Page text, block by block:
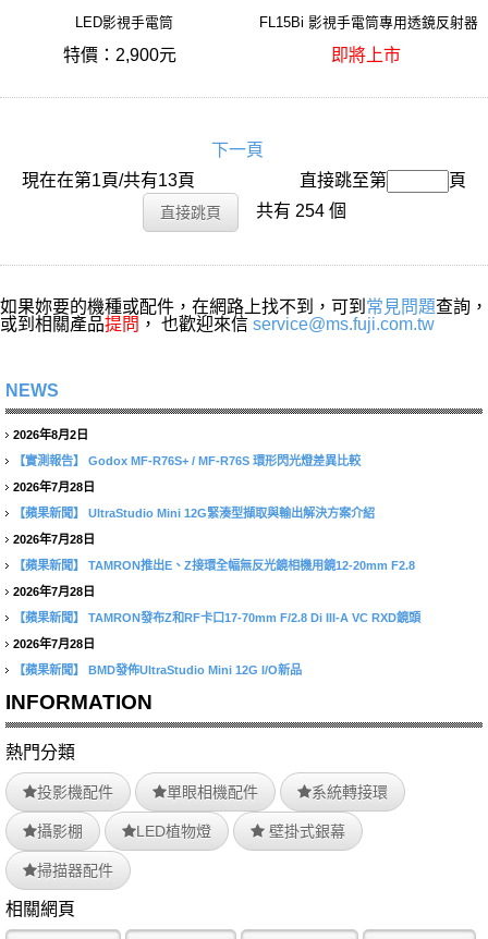
LED影視手電筒
特價：2,900元
FL15Bi 影視手電筒專用透鏡反射器
即將上市
下一頁
現在在第1頁/共有13頁
直接跳至第
頁
共有 254 個
如果妳要的機種或配件，在網路上找不到，可到 常見問題查詢，
或到相關產品提問 ， 也歡迎來信 service@ms.fuji.com.tw
NEWS
2026年8月2日
【實測報告】
Godox MF-R76S+ / MF-R76S 環形閃光燈差異比較
2026年7月28日
【蘋果新聞】
UltraStudio Mini 12G緊湊型擷取與輸出解決方案介紹
2026年7月28日
【蘋果新聞】
TAMRON推出E、Z接環全幅無反光鏡相機用鏡12-20mm F2.8
2026年7月28日
【蘋果新聞】
TAMRON發布Z和RF卡口17-70mm F/2.8 Di III-A VC RXD鏡頭
2026年7月28日
【蘋果新聞】
BMD發佈UltraStudio Mini 12G I/O新品
INFORMATION
熱門分類
投影機配件 單眼相機配件 系統轉接環
攝影棚 LED植物燈 壁掛式銀幕
掃描器配件
相關網頁